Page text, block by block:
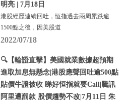
明亮 | 7月18日
港股經歷連續回吐，恆指過去兩周累跌逾
1500點之後，因美股道
2022/07/18
🔍【輪證直擊】美國就業數據超預期
進取加息無懸念|港股應聲回吐逾500點
貼價牛證被收 睇好恒指就要Call|騰訊
阿里遭罰款 股價趨勢不改|7月11日 朱